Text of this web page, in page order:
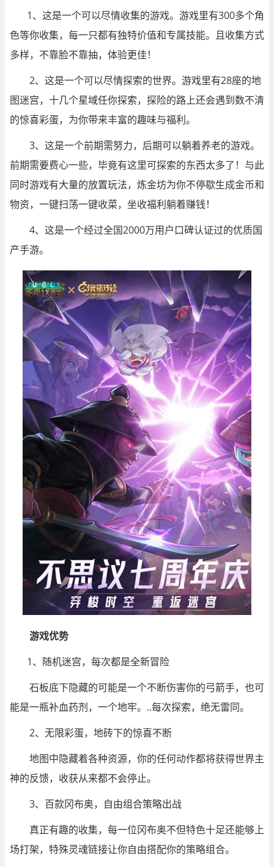
1、这是一个可以尽情收集的游戏。游戏里有300多个角
色等你收集，每一只都有独特价值和专属技能。且收集方式
多样，不靠脸不靠抽，体验更佳！
2、这是一个可以尽情探索的世界。游戏里有28座的地
图迷宫，十几个星域任你探索，探险的路上还会遇到数不清
的惊喜彩蛋，为你带来丰富的趣味与福利。
3、这是一个前期需努力，后期可以躺着养老的游戏。
前期需要费心一些，毕竟有这里可探索的东西太多了！与此
同时游戏有大量的放置玩法，炼金坊为你不停歇生成金币和
物资，一键扫荡一键收菜，坐收福利躺着赚钱！
4、这是一个经过全国2000万用户口碑认证过的优质国
产手游。
游戏优势
1、随机迷宫，每次都是全新冒险
石板底下隐藏的可能是一个不断伤害你的弓箭手，也可
能是一瓶补血药剂，一个地牢。..每次探索，绝无雷同。
2、无限彩蛋，地砖下的惊喜不断
地图中隐藏着各种资源，你的任何动作都将获得世界主
神的反馈，收获从来都不会停止。
3、百款冈布奥，自由组合策略出战
真正有趣的收集，每一位冈布奥不但特色十足还能够上
场打架，特殊灵魂链接让你自由搭配你的策略组合。